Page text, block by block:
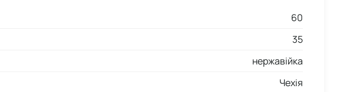
60
35
нержавійка
Чехія